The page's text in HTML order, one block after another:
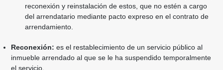
reconexión y reinstalación de estos, que no estén a cargo
del arrendatario mediante pacto expreso en el contrato de
arrendamiento.
Reconexión: es el restablecimiento de un servicio público al
inmueble arrendado al que se le ha suspendido temporalmente
el servicio.